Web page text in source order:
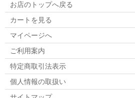
お店のトップへ戻る
カートを見る
マイページへ
ご利用案内
特定商取引法表示
個人情報の取扱い